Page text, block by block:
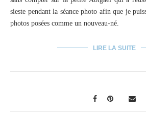
sieste pendant la séance photo afin que je
photos posées comme un nouveau-né.
LIRE LA SUITE